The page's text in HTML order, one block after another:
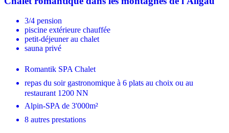
3/4 pension
piscine extérieure chauffée
petit-déjeuner au chalet
sauna privé
Romantik SPA Chalet
repas du soir gastronomique à 6 plats au choix ou au
restaurant 1200 NN
Alpin-SPA de 3'000m²
8 autres prestations